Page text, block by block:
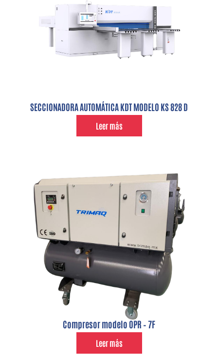
SECCIONADORA AUTOMÁTICA KDT MODELO KS 828 D
Leer más
Compresor modelo OPR – 7F
Leer más